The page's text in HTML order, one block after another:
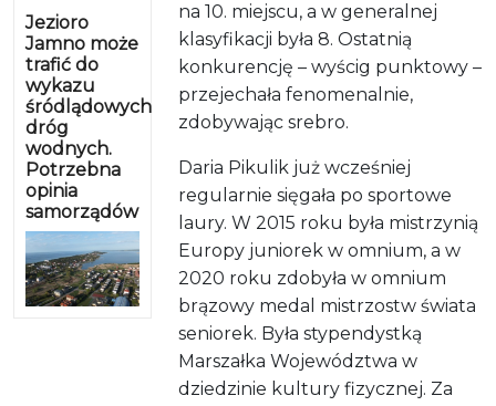
Jezioro
Jamno może
trafić do
wykazu
śródlądowych
dróg
wodnych.
Potrzebna
opinia
samorządów
na 10. miejscu, a w generalnej
klasyfikacji była 8. Ostatnią
konkurencję – wyścig punktowy –
przejechała fenomenalnie,
zdobywając srebro.
Daria Pikulik już wcześniej
regularnie sięgała po sportowe
laury. W 2015 roku była mistrzynią
Europy juniorek w omnium, a w
2020 roku zdobyła w omnium
brązowy medal mistrzostw świata
seniorek. Była stypendystką
Marszałka Województwa w
dziedzinie kultury fizycznej. Za